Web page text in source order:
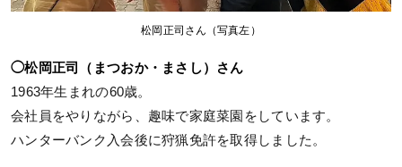
松岡正司さん（写真左）
◯松岡正司（まつおか・まさし）さん
1963年生まれの60歳。
会社員をやりながら、趣味で家庭菜園をしています。
ハンターバンク入会後に狩猟免許を取得しました。